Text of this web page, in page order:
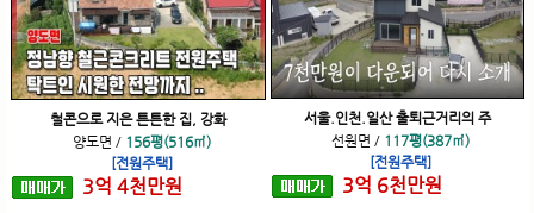
철콘으로 지은 튼튼한 집, 강화
양도면 / 156평(516㎡)
[전원주택]
3억 4천만원
서울.인천.일산 출퇴근거리의 주
선원면 / 117평(387㎡)
[전원주택]
3억 6천만원